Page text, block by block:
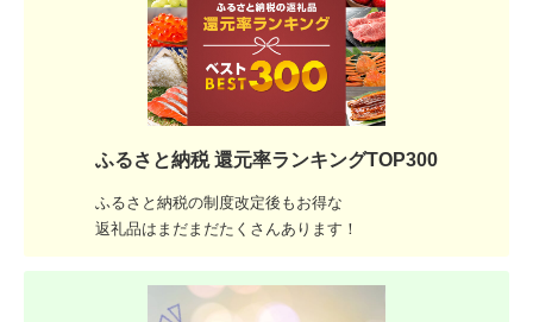
ふるさと納税 還元率ランキングTOP300
ふるさと納税の制度改定後もお得な
返礼品はまだまだたくさんあります！